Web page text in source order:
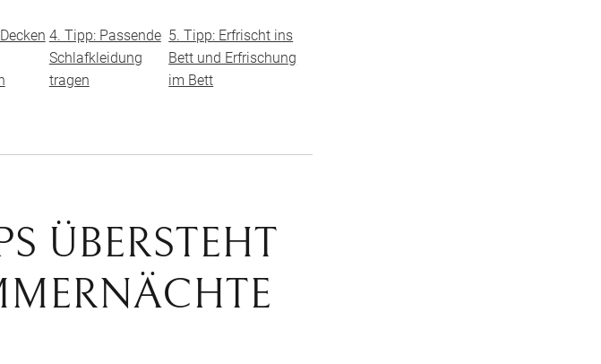
4. Tipp: Passende
Schlafkleidung
tragen
5. Tipp: Erfrischt ins
Bett und Erfrischung
im Bett
ÜBERSTEHT